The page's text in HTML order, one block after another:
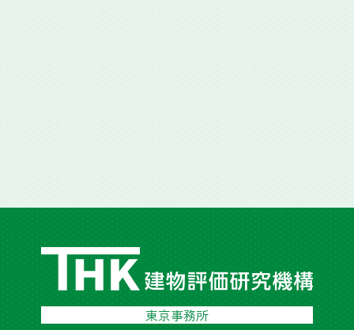
東京事務所